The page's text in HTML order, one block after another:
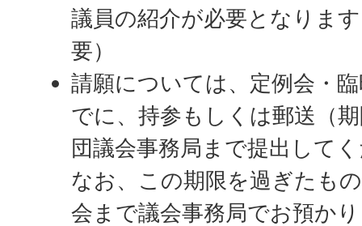
議員の紹介が必要となりま
要）
請願については、定例会・
でに、持参もしくは郵送（
団議会事務局まで提出して
なお、この期限を過ぎたも
会まで議会事務局でお預か